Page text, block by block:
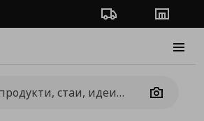
Проследяване на
Camera